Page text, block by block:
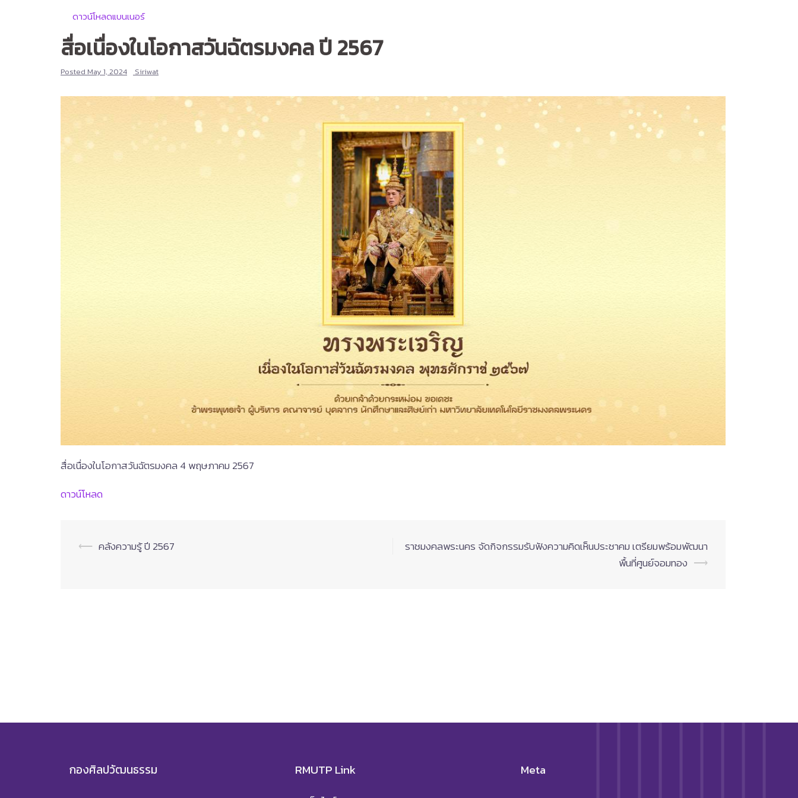
ดาวน์โหลดแบนเนอร์
สื่อเนื่องในโอกาสวันฉัตรมงคล ปี 2567
Posted May 1, 2024 Siriwat
สื่อเนื่องในโอกาสวันฉัตรมงคล 4 พฤษภาคม 2567
ดาวน์โหลด
Post
⟵ คลังความรู้ ปี 2567
ราชมงคลพระนคร จัดกิจกรรมรับฟังความคิดเห็นประชาคม เตรียมพร้อมพัฒนา
พื้นที่ศูนย์จอมทอง ⟶
กองศิลปวัฒนธรรม RMUTP Link Meta